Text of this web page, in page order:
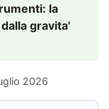
la
gravita'
2026